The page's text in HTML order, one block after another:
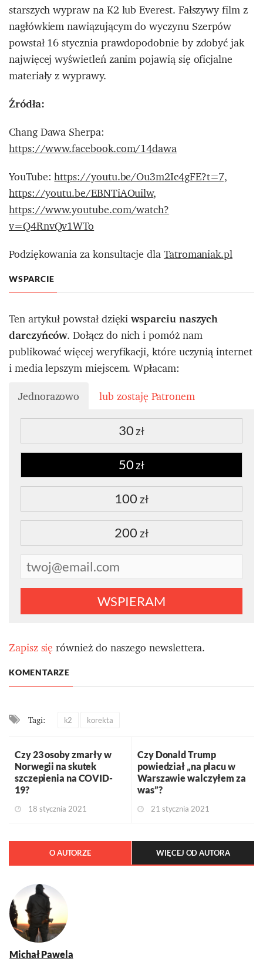
starszych wypraw na K2 lub Everest. Fałszywy film z
nagłówkiem nawiązującym do wyczynu Szerpów
powstał 16 stycznia prawdopodobnie by zdobyć jak
najwięcej wyświetleń zanim pojawią się oficjalne
materiały z wyprawy.
Źródła:
Chang Dawa Sherpa:
https://www.facebook.com/14dawa
YouTube:https://youtu.be/Ou3m2Ic4gFE?t=7,
https://youtu.be/EBNTiAOuilw,
https://www.youtube.com/watch?
v=Q4RnvQv1WTo
Podziękowania za konsultacje dlaTatromaniak.pl
WSPARCIE
Ten artykuł powstał dziękiwsparciu naszych
darczyńców. Dołącz do nich i pomóż nam
publikować więcej weryfikacji, które uczynią internet
i media lepszym miejscem. Wpłacam:
Jednorazowo
lub zostaję Patronem
30 zł
50 zł
100 zł
200 zł
WSPIERAM
Zapisz sięrównież do naszego newslettera.
KOMENTARZE
Tagi: k2 korekta
Czy 23 osoby zmarły w
Norwegii na skutek
szczepienia na COVID-
19?
18 stycznia 2021
Czy Donald Trump
powiedział „na placu w
Warszawie walczyłem za
was”?
21 stycznia 2021
O AUTORZE WIĘCEJ OD AUTORA
Michał Pawela